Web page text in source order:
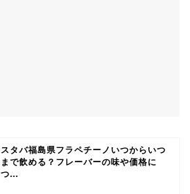
スタバ福島県フラペチーノいつからいつ
まで飲める？フレーバーの味や価格に
つ...